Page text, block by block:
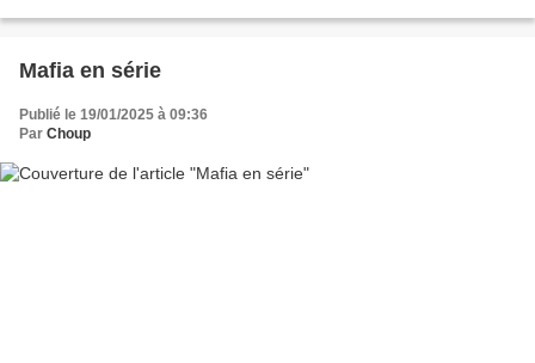
Mafia en série
Publié le 19/01/2025 à 09:36
Par Choup